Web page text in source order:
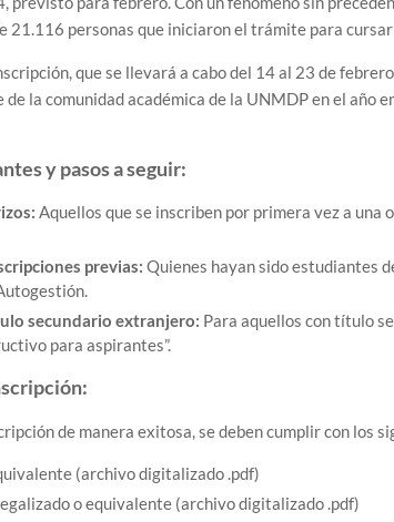
21.116 personas que iniciaron el trámite para
que se llevará a cabo del 14 al 23 de
la comunidad académica de la UNMDP en el año
y pasos a seguir:
Aquellos que se inscriben por primera vez a
previas: Quienes hayan sido estudiantes
secundario extranjero: Para aquellos con título
para aspirantes”.
de manera exitosa, se deben cumplir con los
(archivo digitalizado .pdf)
o equivalente (archivo digitalizado .pdf)